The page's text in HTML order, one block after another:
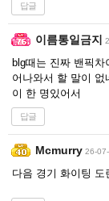
답글
이름통일금지
blg때는 진짜 밴픽
어나와서 할 말이
이 한 명있어서
답글
Mcmurry 26-
다음 경기 화이팅 도